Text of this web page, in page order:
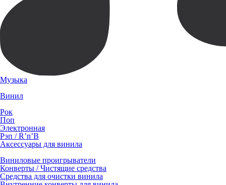
Музыка
Винил
Рок
Поп
Электронная
Рэп / R’n’B
Аксессуары для винила
Виниловые проигрыватели
Конверты / Чистящие средства
Средства для очистки винила